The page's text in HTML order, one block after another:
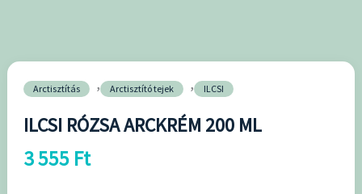
Arctisztítás , Arctisztító tejek , ILCSI
ILCSI RÓZSA ARCKRÉM 200 ML
3 555 Ft